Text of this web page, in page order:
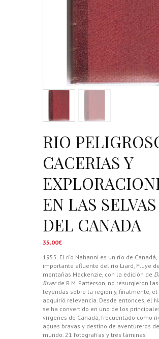
RIO
CACERIAS Y
EN LAS SELVAS
DEL CANADA
35,00€
1955. El río Nahanni es un río de Canadá,
importante afluente del río Liard, Fluye
montañas Mackenzie, con la edición de
Riverde R.M. Patterson, no resurgieron las
leyendas sobre la región y, finalmente, el
adquirió relevancia. Desde entonces, el
se ha convertido en uno de los
vírgenes de Canadá, frecuentado como
aguas bravas y destino de aventureros
mundo. 21 fotografías y tres láminas